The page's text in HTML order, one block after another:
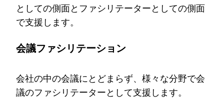
としての側面とファシリテーターとしての側面
で支援します。
会議ファシリテーション
会社の中の会議にとどまらず、様々な分野で会
議のファシリテーターとして支援します。